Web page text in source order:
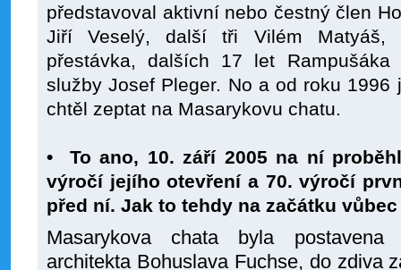
představoval aktivní nebo čestný člen
Jiří Veselý, další tři Vilém Matyáš,
přestávka, dalších 17 let Rampušáka
služby Josef Pleger. No a od roku
chtěl zeptat na Masarykovu chatu.
• To ano, 10. září 2005 na ní
výročí jejího otevření a 70. výročí
před ní. Jak to tehdy na začátku
Masarykova chata byla postavena
architekta Bohuslava Fuchse, do zdiva